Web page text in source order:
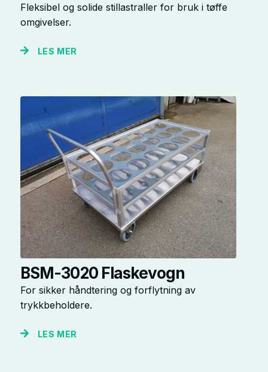
Fleksibel og solide stillastraller for bruk i tøffe
omgivelser.
LES MER
BSM-3020 Flaskevogn
For sikker håndtering og forflytning av
trykkbeholdere.
LES MER